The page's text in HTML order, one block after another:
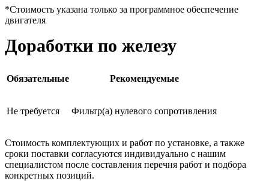
*Стоимость указана только за программное обеспечение
двигателя
Доработки по железу
Обязательные Рекомендуемые
Не требуется Фильтр(а) нулевого сопротивления
Стоимость комплектующих и работ по установке, а также
сроки поставки согласуются индивидуально с нашим
специалистом после составления перечня работ и подбора
конкретных позиций.